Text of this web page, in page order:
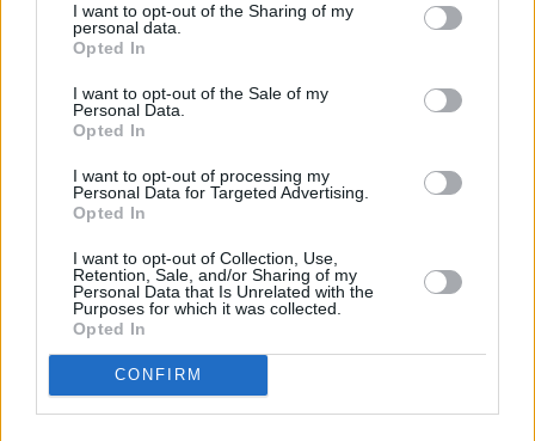
I want to opt-out of the Sharing of my
personal data.
Opted In
I want to opt-out of the Sale of my
Personal Data.
Opted In
I want to opt-out of processing my
Personal Data for Targeted Advertising.
Opted In
I want to opt-out of Collection, Use,
Retention, Sale, and/or Sharing of my
Personal Data that Is Unrelated with the
Purposes for which it was collected.
Opted In
CONFIRM
Πριν 4 ημέρες
Παραμονή Δεκαπενταύγουστου με μεγάλο